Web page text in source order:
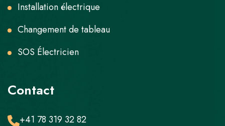
Installation électrique
Changement de tableau
SOS Électricien
Contact
+41 78 319 32 82